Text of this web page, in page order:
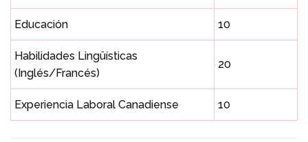
Educación 10
Habilidades Lingüísticas
(Inglés/Francés)
20
Experiencia Laboral Canadiense 10